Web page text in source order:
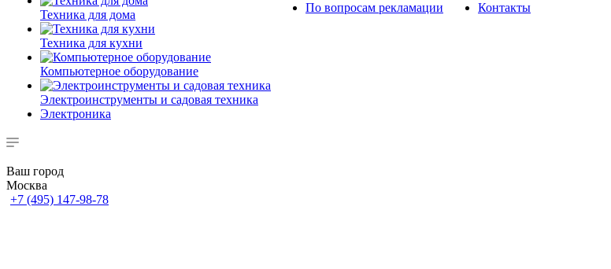
Техника для дома
Техника для кухни
Компьютерное оборудование
Электроинструменты и садовая техника
Электроника
По вопросам рекламации
Контакты
Ваш город
Москва
+7 (495) 147-98-78